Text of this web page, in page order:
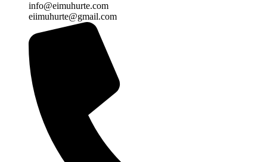
info@eimuhurte.com
eiimuhurte@gmail.com